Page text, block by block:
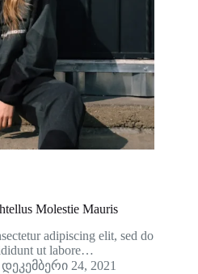
Molestie Mauris
adipiscing elit, sed do
ut labore…
დეკემბერი 24, 2021